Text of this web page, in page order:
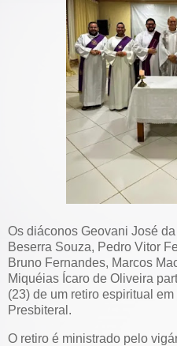
Os diáconos Geovani José
Beserra Souza, Pedro Vitor
Bruno Fernandes, Marcos
Miquéias Ícaro de Oliveira
(23) de um retiro espiritual
Presbiteral.
O retiro é ministrado pelo